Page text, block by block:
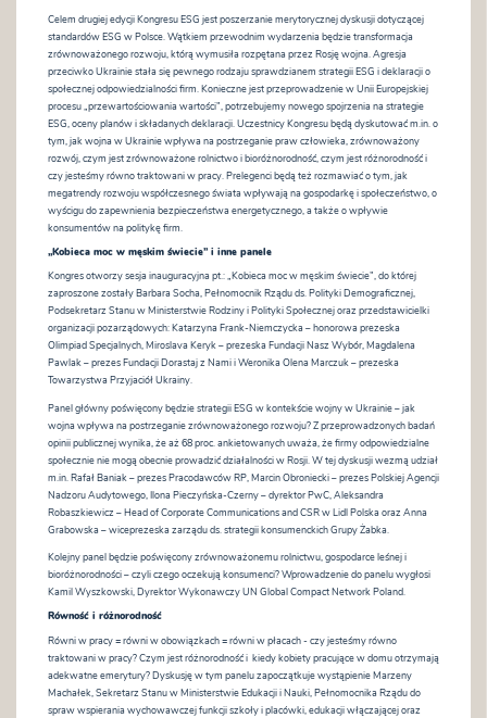
Celem drugiej edycji Kongresu ESG jest poszerzanie merytorycznej dyskusji dotyczącej
standardów ESG w Polsce. Wątkiem przewodnim wydarzenia będzie transformacja
zrównoważonego rozwoju, którą wymusiła rozpętana przez Rosję wojna. Agresja
przeciwko Ukrainie stała się pewnego rodzaju sprawdzianem strategii ESG i deklaracji o
społecznej odpowiedzialności firm. Konieczne jest przeprowadzenie w Unii Europejskiej
procesu „przewartościowania wartości”, potrzebujemy nowego spojrzenia na strategie
ESG, oceny planów i składanych deklaracji. Uczestnicy Kongresu będą dyskutować m.in. o
tym, jak wojna w Ukrainie wpływa na postrzeganie praw człowieka, zrównoważony
rozwój, czym jest zrównoważone rolnictwo i bioróżnorodność, czym jest różnorodność i
czy jesteśmy równo traktowani w pracy. Prelegenci będą też rozmawiać o tym, jak
megatrendy rozwoju współczesnego świata wpływają na gospodarkę i społeczeństwo, o
wyścigu do zapewnienia bezpieczeństwa energetycznego, a także o wpływie
konsumentów na politykę firm.
„Kobieca moc w męskim świecie” i inne panele
Kongres otworzy sesja inauguracyjna pt.: „Kobieca moc w męskim świecie”, do której
zaproszone zostały Barbara Socha, Pełnomocnik Rządu ds. Polityki Demograficznej,
Podsekretarz Stanu w Ministerstwie Rodziny i Polityki Społecznej oraz przedstawicielki
organizacji pozarządowych: Katarzyna Frank-Niemczycka – honorowa prezeska
Olimpiad Specjalnych, Miroslava Keryk – prezeska Fundacji Nasz Wybór, Magdalena
Pawlak – prezes Fundacji Dorastaj z Nami i Weronika Olena Marczuk – prezeska
Towarzystwa Przyjaciół Ukrainy.
Panel główny poświęcony będzie strategii ESG w kontekście wojny w Ukrainie – jak
wojna wpływa na postrzeganie zrównoważonego rozwoju? Z przeprowadzonych badań
opinii publicznej wynika, że aż 68 proc. ankietowanych uważa, że firmy odpowiedzialne
społecznie nie mogą obecnie prowadzić działalności w Rosji. W tej dyskusji wezmą udział
m.in. Rafał Baniak – prezes Pracodawców RP, Marcin Obroniecki – prezes Polskiej Agencji
Nadzoru Audytowego, Ilona Pieczyńska-Czerny – dyrektor PwC, Aleksandra
Robaszkiewicz – Head of Corporate Communications and CSR w Lidl Polska oraz Anna
Grabowska – wiceprezeska zarządu ds. strategii konsumenckich Grupy Żabka.
Kolejny panel będzie poświęcony zrównoważonemu rolnictwu, gospodarce leśnej i
bioróżnorodności – czyli czego oczekują konsumenci? Wprowadzenie do panelu wygłosi
Kamil Wyszkowski, Dyrektor Wykonawczy UN Global Compact Network Poland.
Równość i różnorodność
Równi w pracy = równi w obowiązkach = równi w płacach - czy jesteśmy równo
traktowani w pracy? Czym jest różnorodność i kiedy kobiety pracujące w domu otrzymają
adekwatne emerytury? Dyskusję w tym panelu zapoczątkuje wystąpienie Marzeny
Machałek, Sekretarz Stanu w Ministerstwie Edukacji i Nauki, Pełnomocnika Rządu do
spraw wspierania wychowawczej funkcji szkoły i placówki, edukacji włączającej oraz